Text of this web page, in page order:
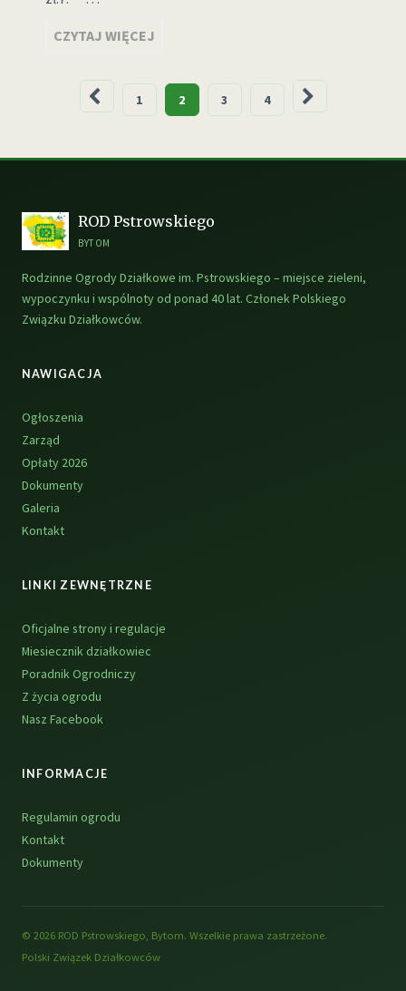
CZYTAJ WIĘCEJ
Stronicowanie
1 2 3 4
ROD Pstrowskiego
BYTOM
Rodzinne Ogrody Działkowe im. Pstrowskiego – miejsce zieleni,
wypoczynku i wspólnoty od ponad 40 lat. Członek Polskiego
Związku Działkowców.
NAWIGACJA
Ogłoszenia
Zarząd
Opłaty 2026
Dokumenty
Galeria
Kontakt
LINKI ZEWNĘTRZNE
Oficjalne strony i regulacje
Miesiecznik działkowiec
Poradnik Ogrodniczy
Z życia ogrodu
Nasz Facebook
INFORMACJE
Regulamin ogrodu
Kontakt
Dokumenty
© 2026 ROD Pstrowskiego, Bytom. Wszelkie prawa zastrzeżone.
Polski Związek Działkowców